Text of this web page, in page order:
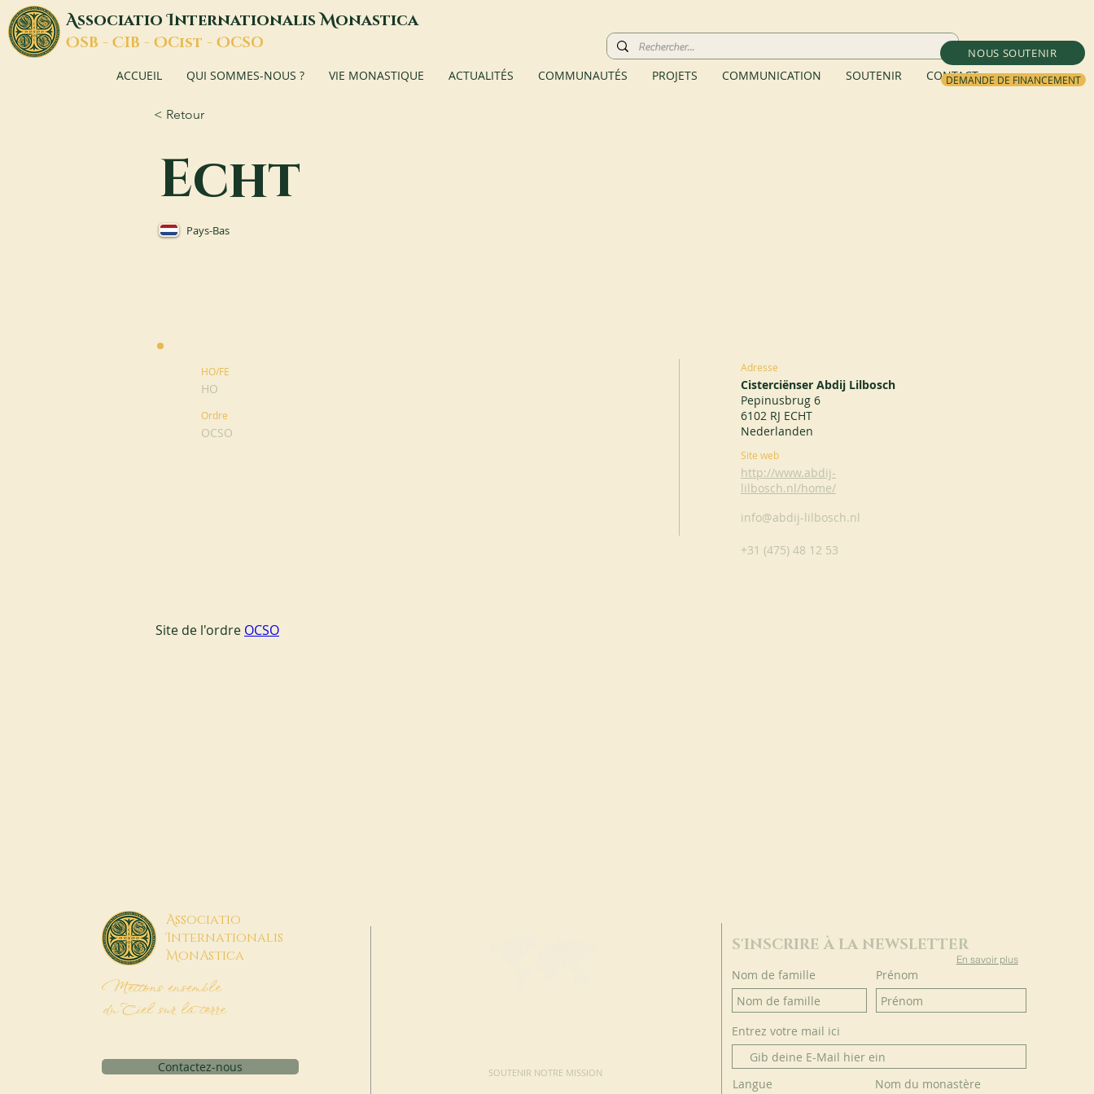
NOUS SOUTENIR
DEMANDE DE FINANCEMENT
AssociatioInternationalisMonastica
OSB - CIB - OCist - OCSO
ACCUEIL QUI SOMMES-NOUS ? VIE MONASTIQUE ACTUALITÉS COMMUNAUTÉS PROJETS COMMUNICATION SOUTENIR CONTACT
< Retour
Echt
Pays-Bas
HO/FE
HO
Ordre
OCSO
Adresse
Cisterciënser Abdij Lilbosch
Pepinusbrug 6
6102 RJ ECHT
Nederlanden
Site web
http://www.abdij-
lilbosch.nl/home/
info@abdij-lilbosch.nl
+31 (475) 48 12 53
Site de l'ordre OCSO
Associatio
Internationalis
MonAstica
Mettons ensemble
du Ciel sur la terre
Contactez-nous SOUTENIR NOTRE MISSION
S'INSCRIRE À LA NEWSLETTER
En savoir plus
Nom de famille Prénom
Entrez votre mail ici
Langue Nom du monastère